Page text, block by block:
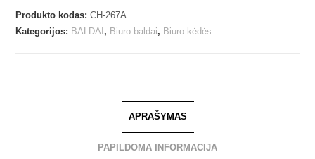
Produkto kodas:CH-267A
Kategorijos: BALDAI, Biuro baldai, Biuro kėdės
APRAŠYMAS
PAPILDOMA INFORMACIJA